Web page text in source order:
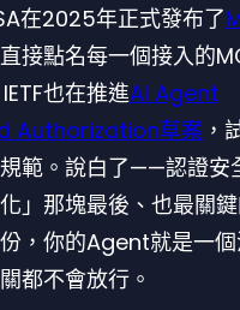
在2025年正式發布了
直接點名每一個接入的
也在推進AI Agent
Authorization草案 ，
範。說白了——認證安
」那塊最後、也最關
，你的Agent就是一
都不會放行。